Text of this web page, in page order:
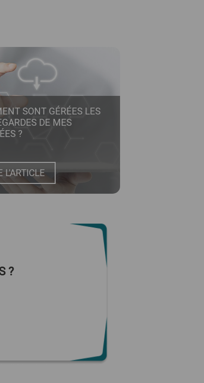
SONT GÉRÉES LES
DE MES
?
L'ARTICLE
?